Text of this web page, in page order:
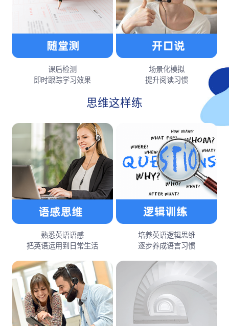
课后检测
即时跟踪学习效果
场景化模拟
提升阅读习惯
思维这样练
熟悉英语语感
把英语运用到日常生活
培养英语逻辑思维
逐步养成语言习惯